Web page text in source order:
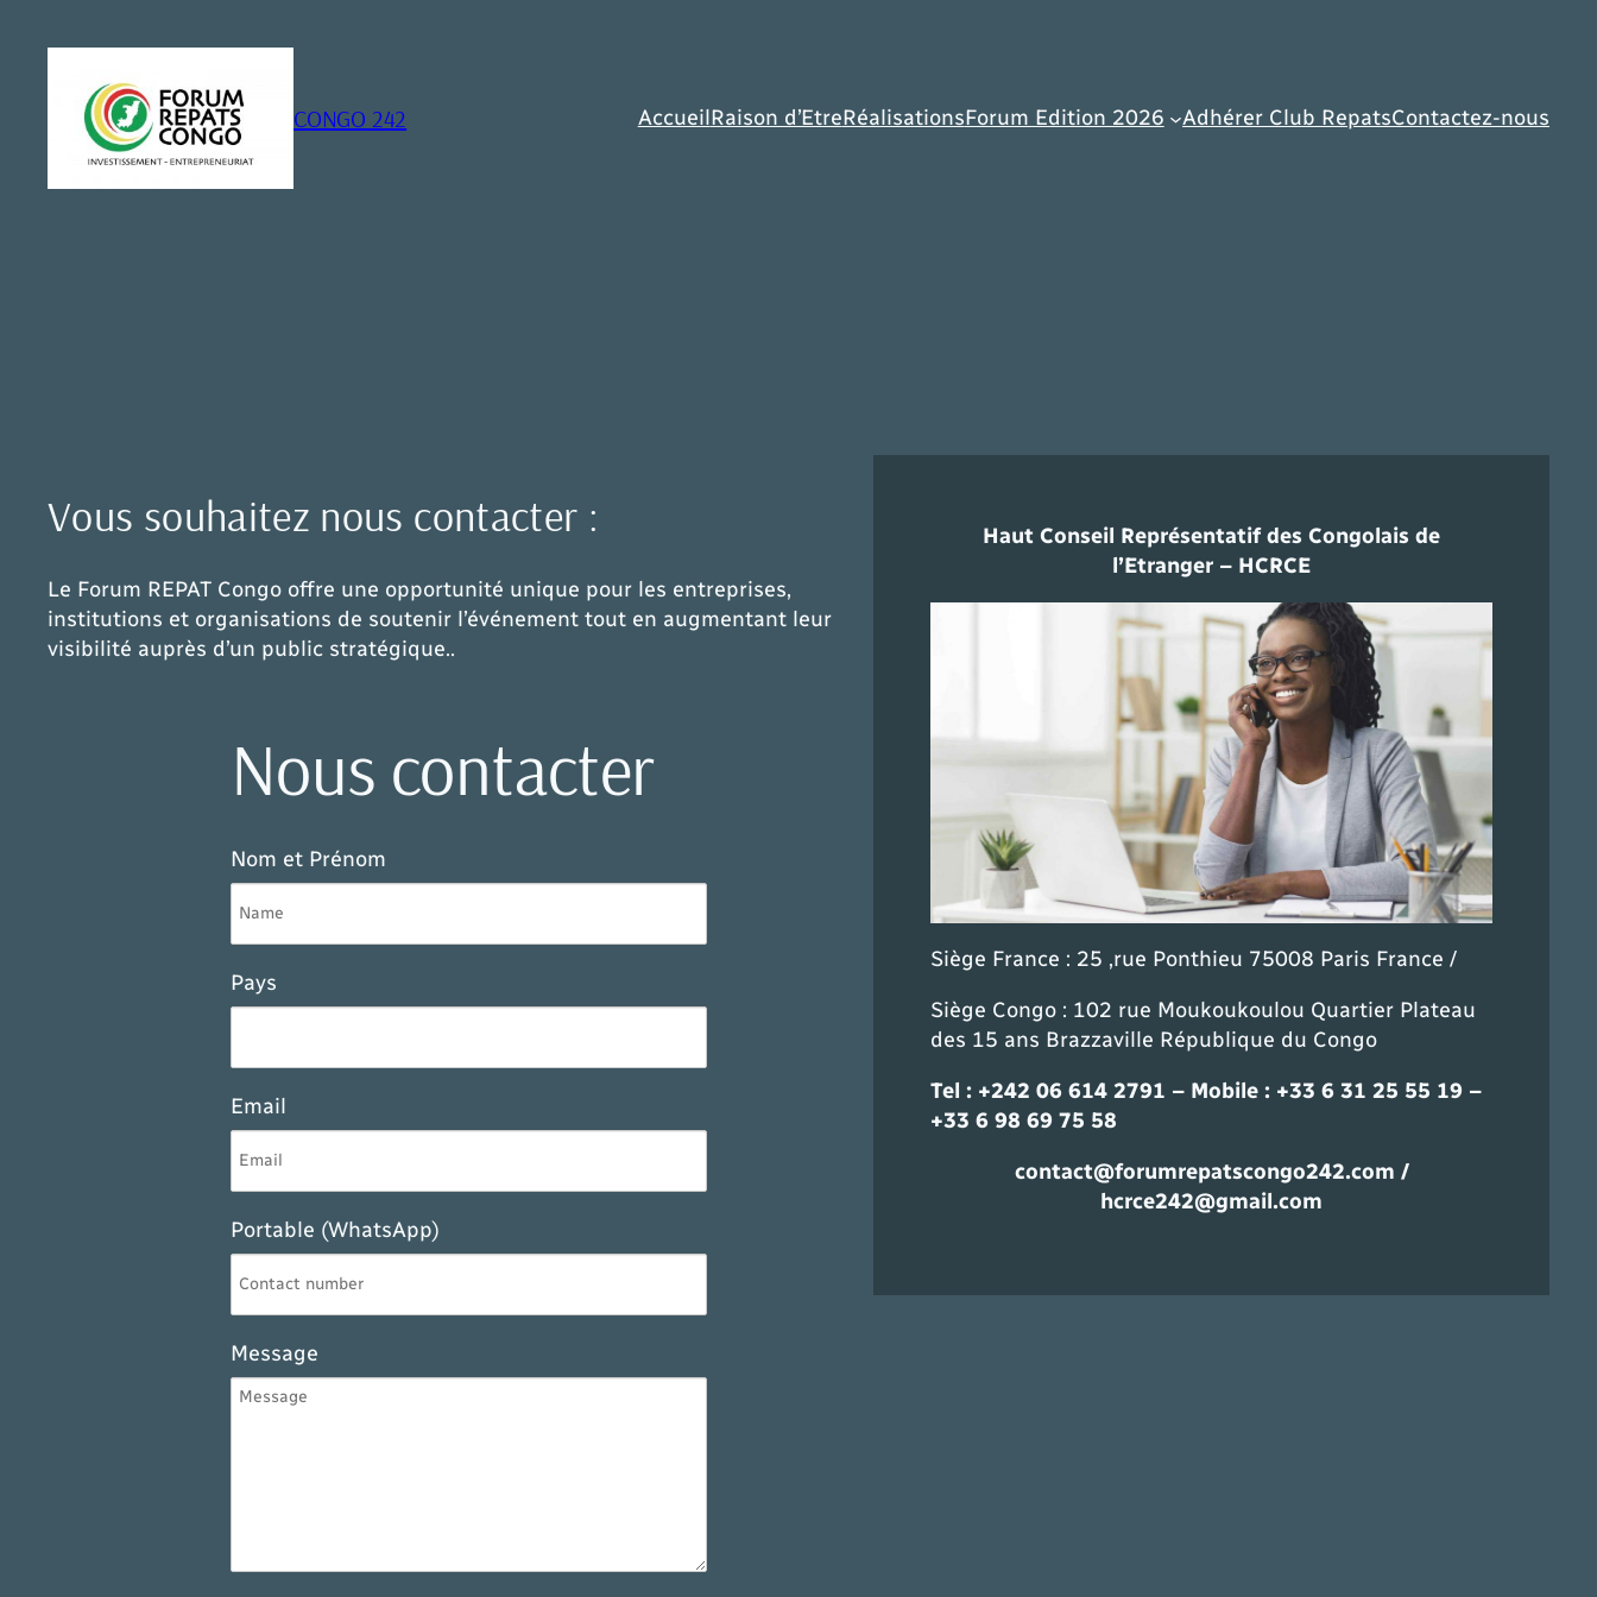
CONGO 242 AccueilRaison d’EtreRéalisationsForum Edition 2026 Adhérer Club RepatsContactez-nous
Vous souhaitez nous contacter :
Le Forum REPAT Congo offre une opportunité unique pour les entreprises,
institutions et organisations de soutenir l’événement tout en augmentant leur
visibilité auprès d’un public stratégique..
Nous contacter
Nom et Prénom
Pays
Email
Portable (WhatsApp)
Message
Haut Conseil Représentatif des Congolais de
l’Etranger – HCRCE
Siège France : 25 ,rue Ponthieu 75008 Paris France /
Siège Congo : 102 rue Moukoukoulou Quartier Plateau
des 15 ans Brazzaville République du Congo
Tel : +242 06 614 2791 – Mobile : +33 6 31 25 55 19 –
+33 6 98 69 75 58
contact@forumrepatscongo242.com /
hcrce242@gmail.com